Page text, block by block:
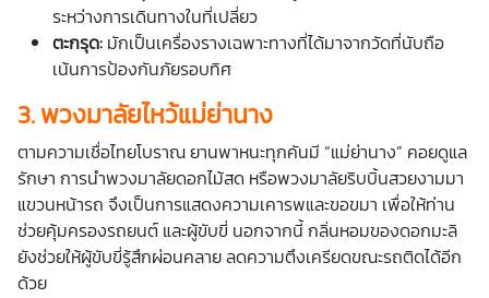
ระหว่างการเดินทางในที่เปลี่ยว
ตะกรุด: มักเป็นเครื่องรางเฉพาะทางที่ได้มาจากวัดที่นับถือ
เน้นการป้องกันภัยรอบทิศ
3. พวงมาลัยไหว้แม่ย่านาง
ตามความเชื่อไทยโบราณ ยานพาหนะทุกคันมี “แม่ย่านาง” คอยดูแล
รักษา การนำพวงมาลัยดอกไม้สด หรือพวงมาลัยริบบิ้นสวยงามมา
แขวนหน้ารถ จึงเป็นการแสดงความเคารพและขอขมา เพื่อให้ท่าน
ช่วยคุ้มครองรถยนต์ และผู้ขับขี่ นอกจากนี้ กลิ่นหอมของดอกมะลิ
ยังช่วยให้ผู้ขับขี่รู้สึกผ่อนคลาย ลดความตึงเครียดขณะรถติดได้อีก
ด้วย